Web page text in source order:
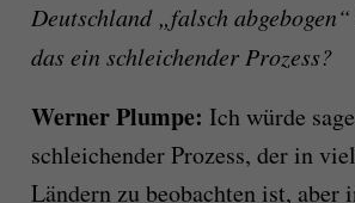
Deutschland „falsch
das ein schleichender Prozess?
Werner Plumpe: Ich würde
schleichender Prozess, der in
Ländern zu beobachten ist, aber